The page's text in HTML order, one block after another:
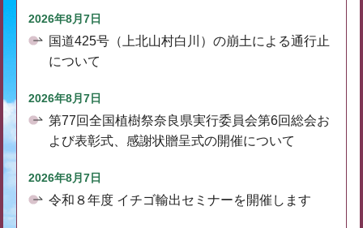
2026年8月7日
国道425号（上北山村白川）の崩土による通行止
について
2026年8月7日
第77回全国植樹祭奈良県実行委員会第6回総会お
よび表彰式、感謝状贈呈式の開催について
2026年8月7日
令和８年度 イチゴ輸出セミナーを開催します